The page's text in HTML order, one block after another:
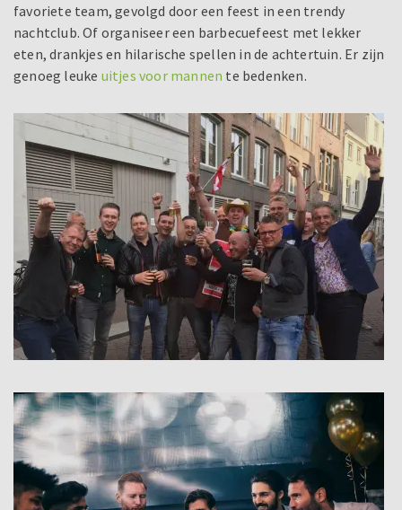
favoriete team, gevolgd door een feest in een trendy
nachtclub. Of organiseer een barbecuefeest met lekker
eten, drankjes en hilarische spellen in de achtertuin. Er zijn
genoeg leuke uitjes voor mannen te bedenken.